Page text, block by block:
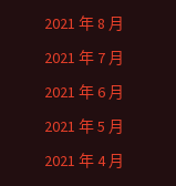
2021 年 8 月
2021 年 7 月
2021 年 6 月
2021 年 5 月
2021 年 4 月